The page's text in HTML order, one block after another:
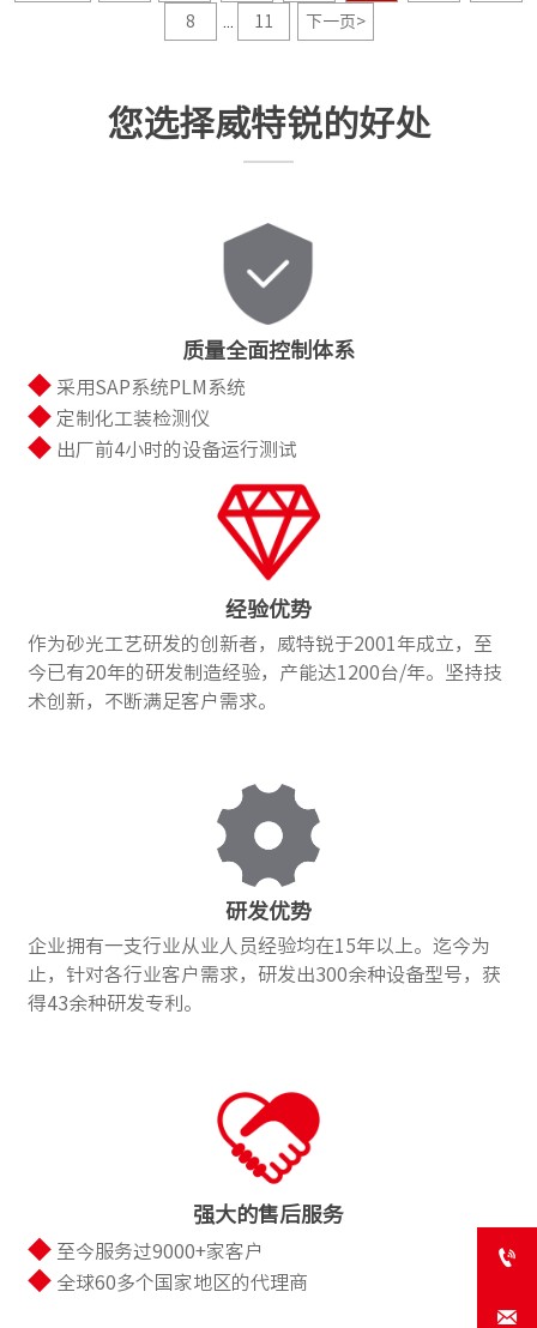
8 11 下一页 >
您选择威特锐的好处
质量全面控制体系
◆ 采用SAP系统PLM系统
◆ 定制化工装检测仪
◆ 出厂前4小时的设备运行测试
经验优势
作为砂光工艺研发的创新者，威特锐于2001年成立，至
今已有20年的研发制造经验，产能达1200台/年。坚持技
术创新，不断满足客户需求。
研发优势
企业拥有一支行业从业人员经验均在15年以上。迄今为
止，针对各行业客户需求，研发出300余种设备型号，获
得43余种研发专利。
强大的售后服务
◆ 至今服务过9000+家客户
◆ 全球60多个国家地区的代理商

